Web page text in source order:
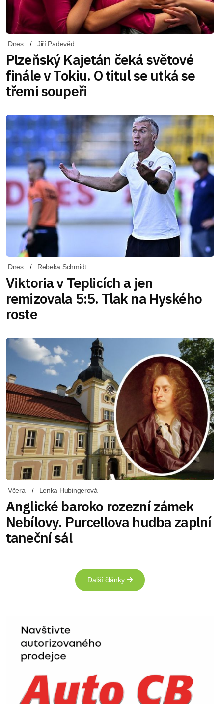
Dnes Jiří Padevěd
Plzeňský Kajetán čeká světové
finále v Tokiu. O titul se utká se
třemi soupeři
Dnes Rebeka Schmidt
Viktoria v Teplicích a jen
remizovala 5:5. Tlak na Hyského
roste
Včera Lenka Hubingerová
Anglické baroko rozezní zámek
Nebílovy. Purcellova hudba zaplní
taneční sál
Další články